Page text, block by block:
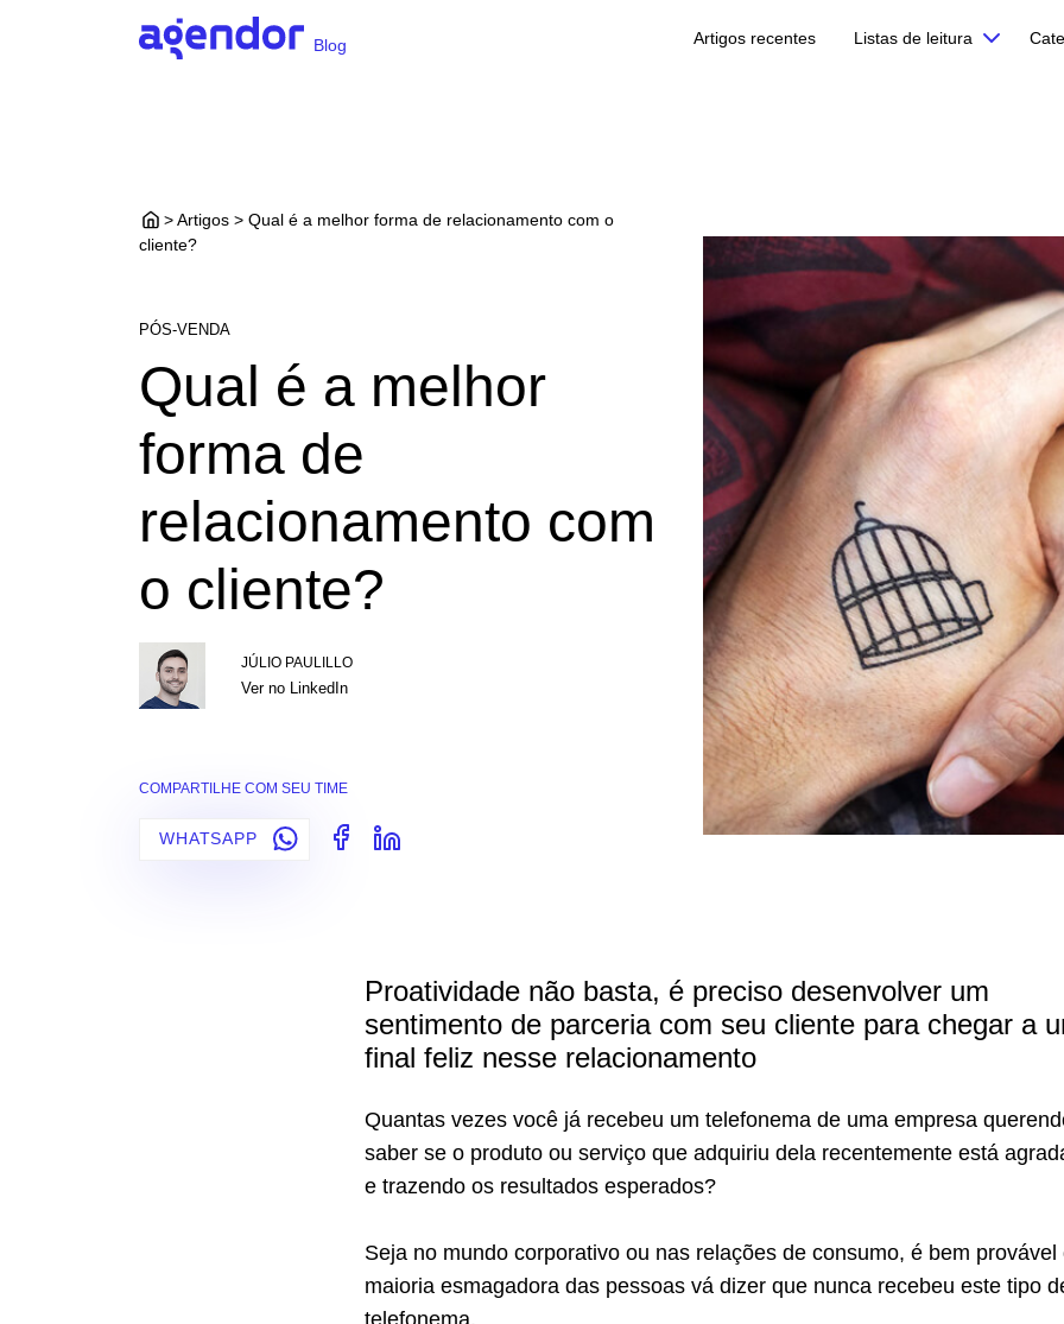
Blog Artigos recentes Listas de leitura
> Artigos > Qual é a melhor forma de relacionamento com o
cliente?
PÓS-VENDA
Qual é a melhor
forma de
relacionamento com
o cliente?
JÚLIO PAULILLO
Ver no LinkedIn
COMPARTILHE COM SEU TIME
WHATSAPP
Proatividade não basta, é preciso desenvolver um
sentimento de parceria com seu cliente para chegar a
final feliz nesse relacionamento
Quantas vezes você já recebeu um telefonema de uma empresa
saber se o produto ou serviço que adquiriu dela recentemente está
e trazendo os resultados esperados?
Seja no mundo corporativo ou nas relações de consumo, é bem provável
maioria esmagadora das pessoas vá dizer que nunca recebeu este tipo
telefonema.